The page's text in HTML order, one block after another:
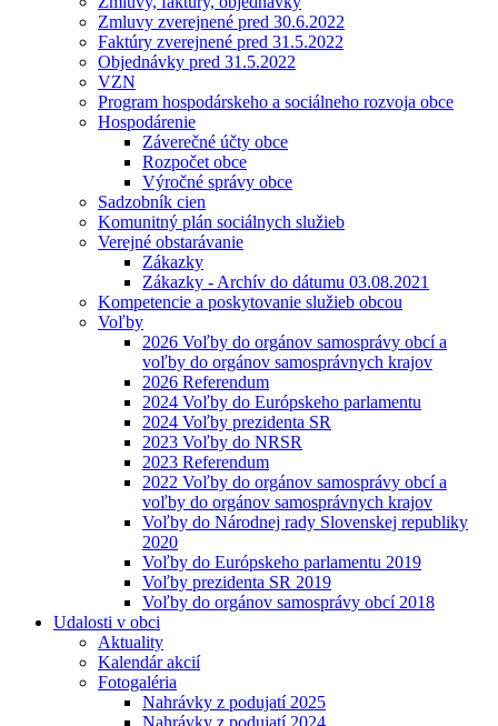
Zmluvy zverejnené pred 30.6.2022
Faktúry zverejnené pred 31.5.2022
Objednávky pred 31.5.2022
VZN
Program hospodárskeho a sociálneho rozvoja obce
Hospodárenie
Záverečné účty obce
Rozpočet obce
Výročné správy obce
Sadzobník cien
Komunitný plán sociálnych služieb
Verejné obstarávanie
Zákazky
Zákazky - Archív do dátumu 03.08.2021
Kompetencie a poskytovanie služieb obcou
Voľby
2026 Voľby do orgánov samosprávy obcí a
voľby do orgánov samosprávnych krajov
2026 Referendum
2024 Voľby do Európskeho parlamentu
2024 Voľby prezidenta SR
2023 Voľby do NRSR
2023 Referendum
2022 Voľby do orgánov samosprávy obcí a
voľby do orgánov samosprávnych krajov
Voľby do Národnej rady Slovenskej republiky
2020
Voľby do Európskeho parlamentu 2019
Voľby prezidenta SR 2019
Voľby do orgánov samosprávy obcí 2018
Udalosti v obci
Aktuality
Kalendár akcií
Fotogaléria
Nahrávky z podujatí 2025
Nahrávky z podujatí 2024